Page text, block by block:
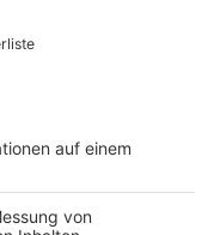
geströmt, so
einigen Kellern zu